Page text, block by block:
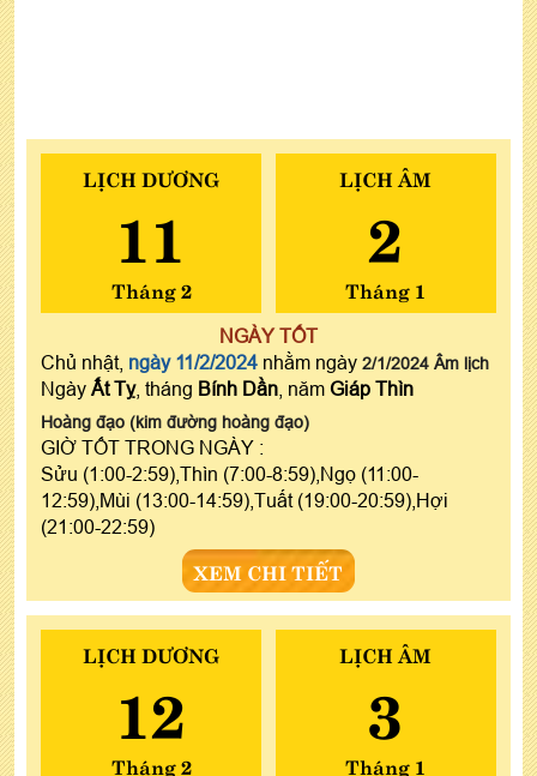
LỊCH DƯƠNG
11
Tháng 2
LỊCH ÂM
2
Tháng 1
NGÀY TỐT
Chủ nhật, ngày 11/2/2024 nhằm ngày 2/1/2024 Âm lịch
Ngày Ất Tỵ, tháng Bính Dần , năm Giáp Thìn
Hoàng đạo (kim đường hoàng đạo)
GIỜ TỐT TRONG NGÀY :
Sửu (1:00-2:59),Thìn (7:00-8:59),Ngọ (11:00-
12:59),Mùi (13:00-14:59),Tuất (19:00-20:59),Hợi
(21:00-22:59)
XEM CHI TIẾT
LỊCH DƯƠNG
12
Tháng 2
LỊCH ÂM
3
Tháng 1